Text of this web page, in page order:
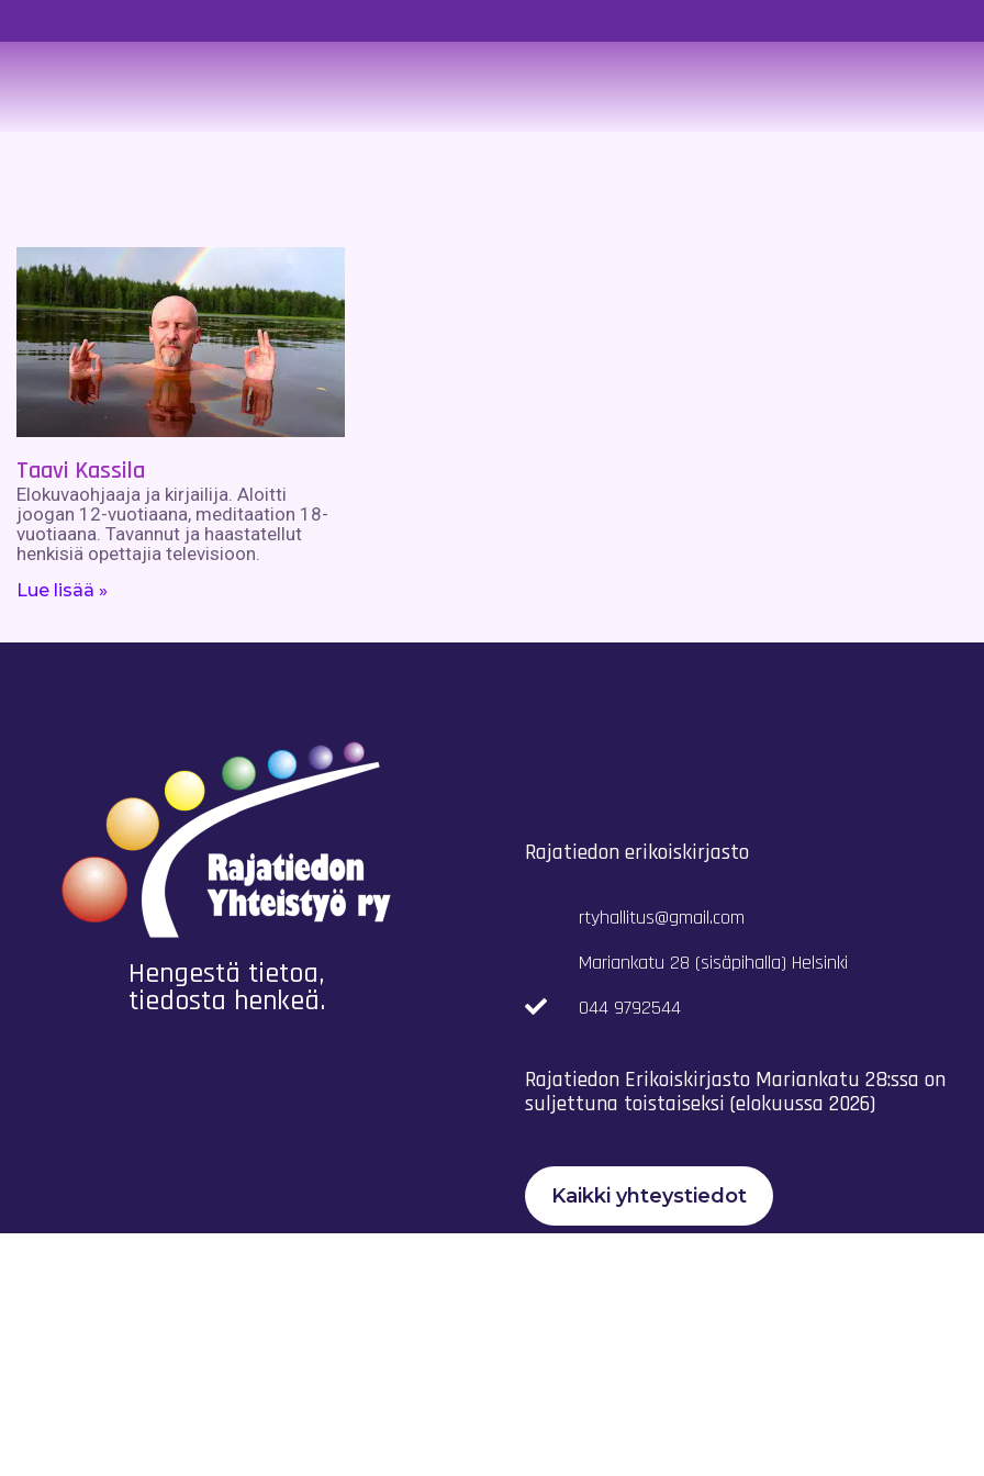
Taavi Kassila
Elokuvaohjaaja ja kirjailija. Aloitti
joogan 12-vuotiaana, meditaation 18-
vuotiaana. Tavannut ja haastatellut
henkisiä opettajia televisioon.
Lue lisää »
Hengestä tietoa,
tiedosta henkeä.
Rajatiedon erikoiskirjasto
rtyhallitus@gmail.com
Mariankatu 28 (sisäpihalla) Helsinki
044 9792544
Rajatiedon Erikoiskirjasto Mariankatu 28:ssa on
suljettuna toistaiseksi (elokuussa 2026)
Kaikki yhteystiedot